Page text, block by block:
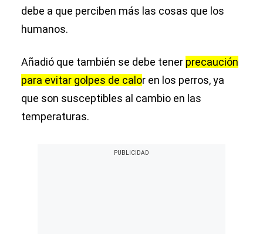
debe a que perciben más las cosas que los
humanos.
Añadió que también se debe tener precaución
para evitar golpes de calor en los perros, ya
que son susceptibles al cambio en las
temperaturas.